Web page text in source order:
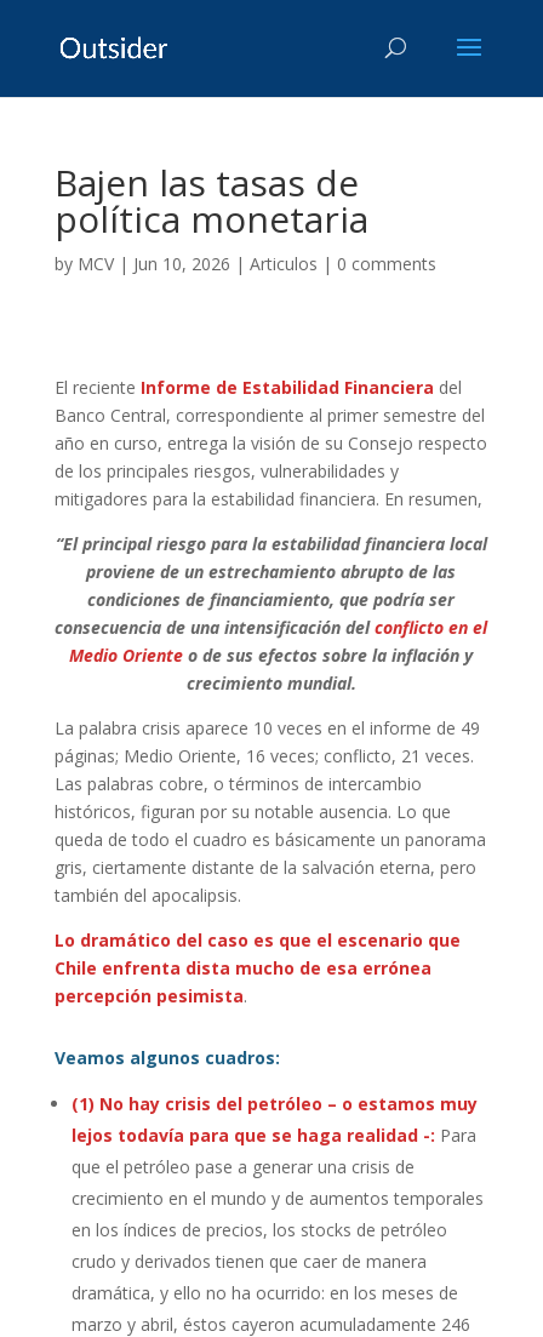
Bajen las tasas de
política monetaria
by MCV| Jun 10, 2026 | Articulos | 0 comments
El reciente Informe de Estabilidad Financiera del
Banco Central, correspondiente al primer semestre del
año en curso, entrega la visión de su Consejo respecto
de los principales riesgos, vulnerabilidades y
mitigadores para la estabilidad financiera. En resumen,
“El principal riesgo para la estabilidad financiera local
proviene de un estrechamiento abrupto de las
condiciones de financiamiento, que podría ser
consecuencia de una intensificación delconflicto en el
Medio Oriente o de sus efectos sobre la inflación y
crecimiento mundial.
La palabra crisis aparece 10 veces en el informe de 49
páginas; Medio Oriente, 16 veces; conflicto, 21 veces.
Las palabras cobre, o términos de intercambio
históricos, figuran por su notable ausencia. Lo que
queda de todo el cuadro es básicamente un panorama
gris, ciertamente distante de la salvación eterna, pero
también del apocalipsis.
Lo dramático del caso es que el escenario que
Chile enfrenta dista mucho de esa errónea
percepción pesimista.
Veamos algunos cuadros:
(1) No hay crisis del petróleo – o estamos muy
lejos todavía para que se haga realidad -: Para
que el petróleo pase a generar una crisis de
crecimiento en el mundo y de aumentos temporales
en los índices de precios, los stocks de petróleo
crudo y derivados tienen que caer de manera
dramática, y ello no ha ocurrido: en los meses de
marzo y abril, éstos cayeron acumuladamente 246